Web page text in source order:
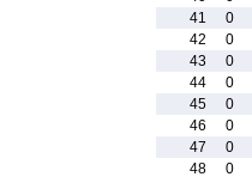
41
0
42
0
43
0
44
0
45
0
46
0
47
0
48
0